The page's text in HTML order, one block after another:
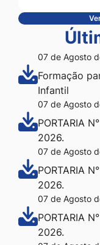
07 de Agosto
Formação
Infantil
07 de Agosto
PORTARIA
2026.
07 de Agosto
PORTARIA
2026.
07 de Agosto
PORTARIA
2026.